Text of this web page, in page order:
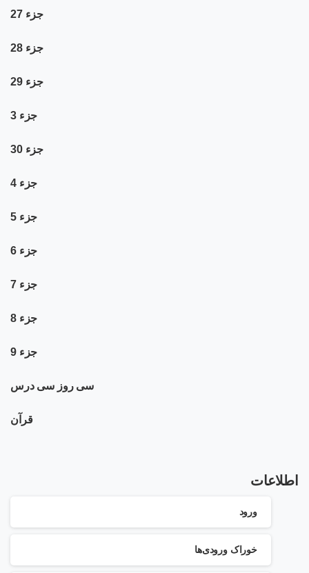
جزء 27
جزء 28
جزء 29
جزء 3
جزء 30
جزء 4
جزء 5
جزء 6
جزء 7
جزء 8
جزء 9
سی روز سی درس
قرآن
اطلاعات
ورود
خوراک ورودی‌ها